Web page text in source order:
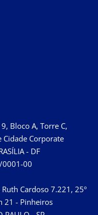
Bloco A, Torre C,
Cidade Corporate
- DF
0001-00
Ruth Cardoso 7.221, 25º
21 - Pinheiros